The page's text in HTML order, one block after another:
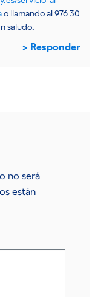
o llamando al 976 30
saludo.
Responder
no será
están